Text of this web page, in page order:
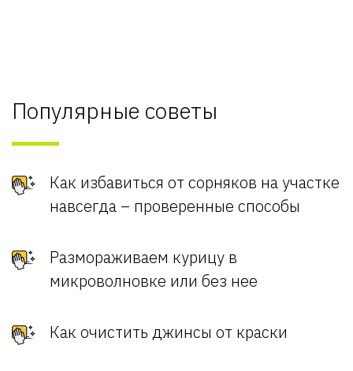
Популярные советы
Как избавиться от сорняков на участке
навсегда – проверенные способы
Размораживаем курицу в
микроволновке или без нее
Как очистить джинсы от краски